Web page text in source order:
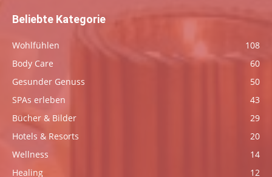
Beliebte Kategorie
Wohlfühlen
108
Body Care
60
Gesunder Genuss
50
SPAs erleben
43
Bücher & Bilder
29
Hotels & Resorts
20
Wellness
14
Healing
12